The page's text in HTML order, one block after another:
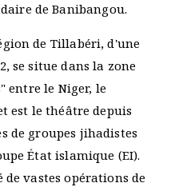
de Banibangou.
de Tillabéri, d'une
se situe dans la zone
entre le Niger, le
est le théâtre depuis
de groupes jihadistes
État islamique (EI).
vastes opérations de